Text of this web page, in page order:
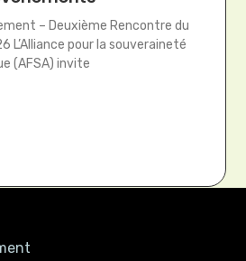
– Deuxième Rencontre du
L’Alliance pour la souveraineté
(AFSA) invite